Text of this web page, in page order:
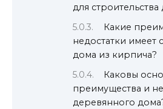
для строительства
Какие
недостатки имеет
дома из кирпича?
Каковы
преимущества и
деревянного